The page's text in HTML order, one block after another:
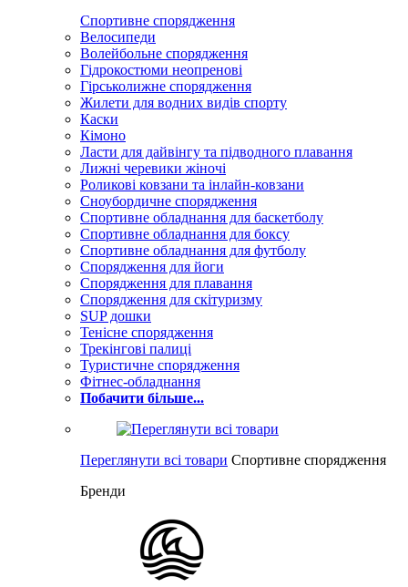
Спортивне спорядження
Велосипеди
Волейбольне спорядження
Гідрокостюми неопренові
Гірськолижне спорядження
Жилети для водних видів спорту
Каски
Кімоно
Ласти для дайвінгу та підводного плавання
Лижні черевики жіночі
Роликові ковзани та інлайн-ковзани
Сноубордичне спорядження
Спортивне обладнання для баскетболу
Спортивне обладнання для боксу
Спортивне обладнання для футболу
Спорядження для йоги
Спорядження для плавання
Спорядження для скітуризму
SUP дошки
Тенісне спорядження
Трекінгові палиці
Туристичне спорядження
Фітнес-обладнання
Побачити більше...
Переглянути всі товари Спортивне спорядження
Бренди